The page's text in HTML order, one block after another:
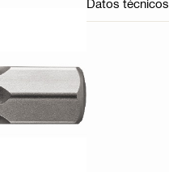
Datos técnicos